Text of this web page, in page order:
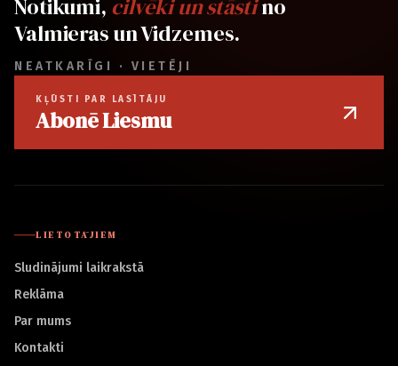
Notikumi, cilvēki un stāstino
Valmieras un Vidzemes.
NEATKARĪGI · VIETĒJI
KĻŪSTI PAR LASĪTĀJU
Abonē Liesmu
LIETOTĀJIEM
Sludinājumi laikrakstā
Reklāma
Par mums
Kontakti